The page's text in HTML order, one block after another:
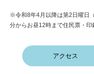
※令和8年4月以降は第2日曜日
分からお昼12時まで住民票・
アクセス